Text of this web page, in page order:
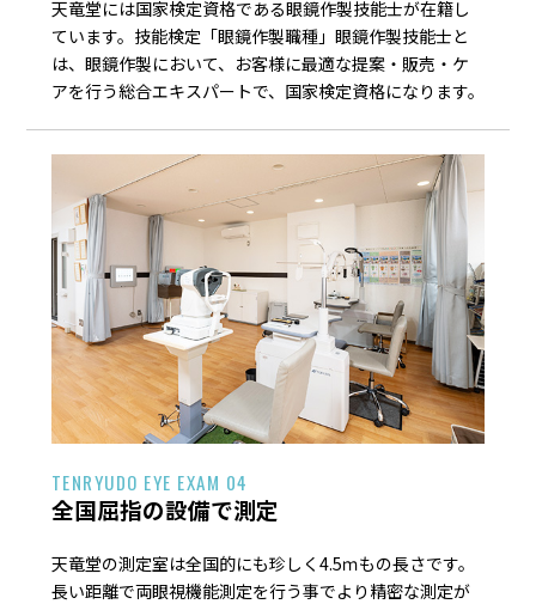
天竜堂には国家検定資格である眼鏡作製技能士が在籍し
ています。技能検定「眼鏡作製職種」眼鏡作製技能士と
は、眼鏡作製において、お客様に最適な提案・販売・ケ
アを行う総合エキスパートで、国家検定資格になります。
TENRYUDO EYE EXAM 04
全国屈指の設備で測定
天竜堂の測定室は全国的にも珍しく4.5ｍもの長さです。
長い距離で両眼視機能測定を行う事でより精密な測定が